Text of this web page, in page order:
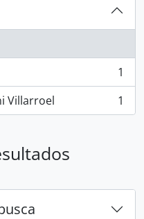
1
Villarroel
1